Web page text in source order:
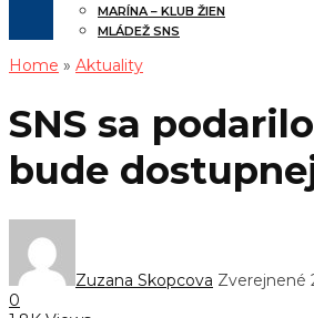
MARÍNA – KLUB ŽIEN
MLÁDEŽ SNS
Home » Aktuality
SNS sa
bude
Zuzana Skopcova Zverejnené
0